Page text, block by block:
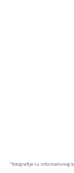
*fotografije su informativnog